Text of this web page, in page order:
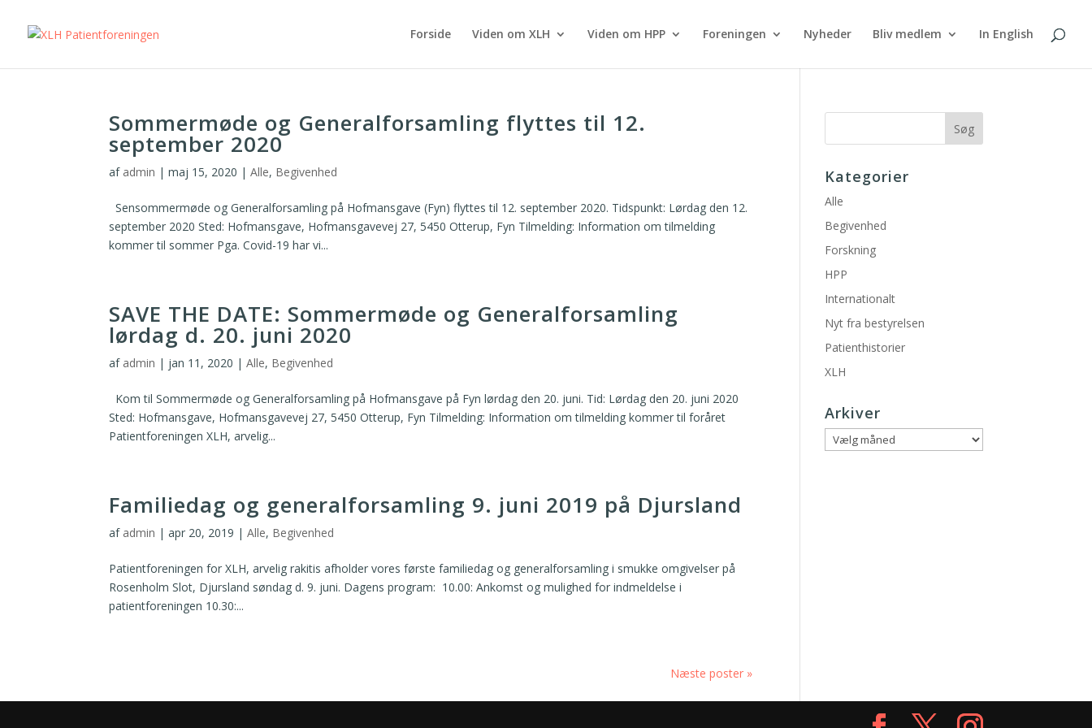
Forside Viden om XLH Viden om HPP Foreningen Nyheder Bliv medlem In English
Sommermøde og Generalforsamling flyttes til 12.
september 2020
af admin |maj 15, 2020 |Alle, Begivenhed
Sensommermøde og Generalforsamling på Hofmansgave (Fyn) flyttes til 12. september 2020. Tidspunkt: Lørdag den 12.
september 2020 Sted: Hofmansgave, Hofmansgavevej 27, 5450 Otterup, Fyn Tilmelding: Information om tilmelding
kommer til sommer Pga. Covid-19 har vi...
SAVE THE DATE: Sommermøde og Generalforsamling
lørdag d. 20. juni 2020
af admin | jan 11, 2020 |Alle, Begivenhed
Kom til Sommermøde og Generalforsamling på Hofmansgave på Fyn lørdag den 20. juni. Tid: Lørdag den 20. juni 2020
Sted: Hofmansgave, Hofmansgavevej 27, 5450 Otterup, Fyn Tilmelding: Information om tilmelding kommer til foråret
Patientforeningen XLH, arvelig...
Familiedag og generalforsamling 9. juni 2019 på Djursland
af admin |apr 20, 2019 |Alle, Begivenhed
Patientforeningen for XLH, arvelig rakitis afholder vores første familiedag og generalforsamling i smukke omgivelser på
Rosenholm Slot, Djursland søndag d. 9. juni. Dagens program: 10.00: Ankomst og mulighed for indmeldelse i
patientforeningen 10.30:...
Næste poster »
Kategorier
Alle
Begivenhed
Forskning
HPP
Internationalt
Nyt fra bestyrelsen
Patienthistorier
XLH
Arkiver
Arkiver